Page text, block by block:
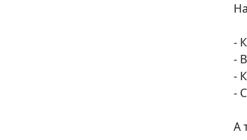
-
-
-
-
А